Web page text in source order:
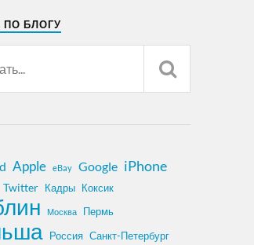
ПО БЛОГУ
Apple eBay Google iPhone
Twitter Кадры Коксик
Москва Пермь
Россия Санкт-Петербург